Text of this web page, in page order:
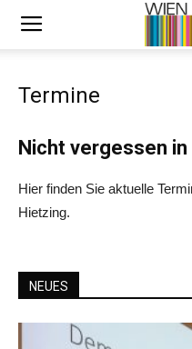
Termine
Nicht vergessen
Hier finden Sie aktuelle
Hietzing.
NEUES